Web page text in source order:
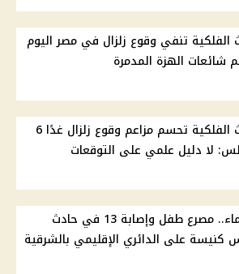
الفلكية تنفي وقوع زلزال في مصر اليوم
شائعات الهزة المدمرة
البحوث الفلكية تحسم مزاعم وقوع زلزال غدًا 6
لا دليل علمي على التوقعات
بالأسماء.. مصرع طفل وإصابة 13 في حادث
كنيسة على الدائري الإقليمي بالشرقية